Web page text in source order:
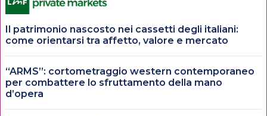
Il patrimonio nascosto nei cassetti degli italiani:
come orientarsi tra affetto, valore e mercato
“ARMS”: cortometraggio western contemporaneo
per combattere lo sfruttamento della mano
d’opera